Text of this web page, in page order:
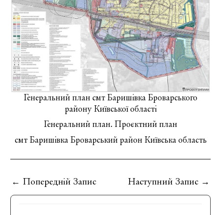
Генеральний план смт Баришівка Броварського
району Київської області
Генеральний план. Проєктний план
смт Баришівка Броварський район Київська область
← Попередній Запис Наступний Запис →